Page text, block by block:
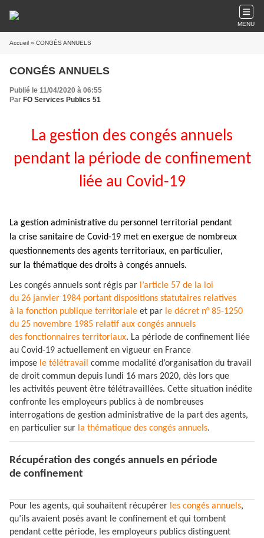
MENU
Accueil » CONGÉS ANNUELS
CONGÉS ANNUELS
Publié le 11/04/2020 à 06:55
Par FO Services Publics 51
La gestion des congés annuels
pendant la période de confinement
liée au Covid-19
La gestion administrative du personnel territorial pendant
la crise sanitaire de Covid-19 met en exergue de nombreux
questionnements des agents territoriaux, en particulier,
sur la thématique des droits à congés annuels.
Les congés annuels sont régis par l’article 57 de la loi
du 26 janvier 1984 portant dispositions statutaires relatives
à la fonction publique territoriale et par le décret n° 85-1250
du 25 novembre 1985 relatif aux congés annuels
des fonctionnaires territoriaux. La période de confinement liée
au Covid-19 actuellement en vigueur en France
impose le télétravail comme modalité d’organisation du travail
de droit commun depuis lundi 16 mars 2020, dès lors que
les activités peuvent être télétravaillées. Cette situation inédite
confronte les employeurs publics à de nombreuses
interrogations de gestion administrative de la part des agents,
en particulier sur la thématique des congés annuels.
Récupération des congés annuels en période
de confinement
Pour les agents, qui souhaitent récupérer les congés annuels,
qu’ils avaient posés avant le confinement et qui tombent
pendant cette période, les employeurs publics distinguent